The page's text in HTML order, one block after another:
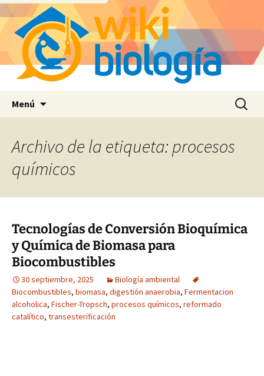
Menú Buscar:
Archivo de la etiqueta: procesos
químicos
Tecnologías de Conversión Bioquímica
y Química de Biomasa para
Biocombustibles
30 septiembre, 2025
Biología ambiental
Biocombustibles, biomasa, digestión anaerobia, Fermentacion
alcoholica, Fischer-Tropsch, procesos químicos, reformado
catalítico, transesterificación